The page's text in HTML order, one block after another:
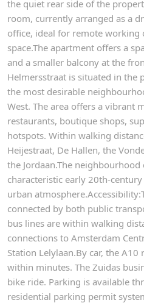
the quiet rear side of the
room, currently arranged as a
office, ideal for remote working
space.The apartment offers a
and a smaller balcony at the
Helmersstraat is situated in the
the most desirable
West. The area offers a vibrant
restaurants, boutique shops,
hotspots. Within walking
Heijestraat, De Hallen, the
the Jordaan.The
characteristic early 20th-
urban
connected by both public
bus lines are within walking
connections to Amsterdam
Station Lelylaan.By car, the A10
within minutes. The Zuidas
bike ride. Parking is available
residential parking permit